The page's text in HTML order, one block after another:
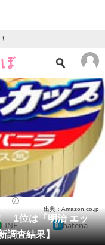
児
1位は「明治 エッ
調査結果】
出典：Amazon.co.jp
LINE hatena